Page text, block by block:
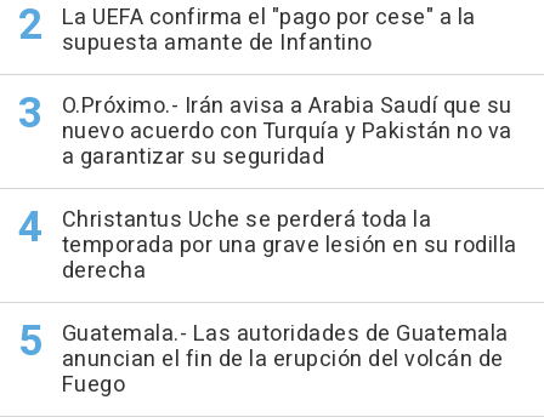
La UEFA confirma el "pago por cese" a la
supuesta amante de Infantino
O.Próximo.- Irán avisa a Arabia Saudí que su
nuevo acuerdo con Turquía y Pakistán no va
a garantizar su seguridad
Christantus Uche se perderá toda la
temporada por una grave lesión en su rodilla
derecha
Guatemala.- Las autoridades de Guatemala
anuncian el fin de la erupción del volcán de
Fuego